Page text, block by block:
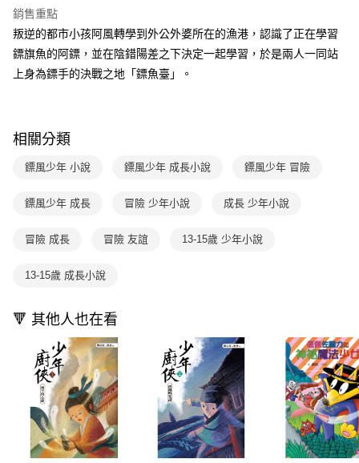
3.實際核准額度、可分期數及費用金額請依後續交易確認頁面所載為準。
4.訂單成立30分鐘內，如未前往確認交易或遇審核未通過，訂單將自動取
消。如遇「轉專審核」未通過狀況，表示未達大哥付你分期系統評分，恕無
法說明評估內容。
1.分期款項不併入電信帳單，「大哥付你分期」於每月結算日後寄送繳費提
1.本服務係由「台灣大哥大股份有限公司」（以下簡稱本公司）所提供，讓
2.基於同意付款使用「大哥付你分期」之契約關係目的，商店將以您的個人
由本公司與您本人進行分期帳單所需資料之確認、核對及更正。
便利好安心！
１．簡單：不需註冊會員、不需綁卡、不需儲值。
２．便利：只要手機號碼，簡訊認證，即可結帳。
３．安心：先確認商品／服務後，再付款。
３．收到繳費通知簡訊後14天內，點擊此簡訊中的連結，可透過四大超商／
※ 請注意：結帳手續完成當下不需立刻繳費，但若您需要取消訂單，請聯絡
後付繳納相關費用。
客戶支援中心」
https://netprotections.freshdesk.com/support/home
【注意事項】
權轉讓予恩沛科技股份有限公司。
https://aftee.tw/terms/#terms3
３．未成年的使用者請事先徵得法定代理人或監護人之同意方可使用
「AFTEE先享後付」，若未經同意申辦者引起之損失，本公司不負相關責
任。
４．使用「AFTEE先享後付」時，將依據個別帳號之用戶狀況，依本公司即
時審查核予不同之上限額度；若仍有額度不足之情形，本公司將視審查結果
請求用戶進行身份認證。
５．嚴禁一人註冊多個帳號或使用他人資訊註冊。若發現惡意使用之情形，
恩沛科技股份有限公司將有權停止該用戶之使用額度並採取法律行動。
運送方式
付款後全家取貨｜8/8-8/14運費優惠，結帳滿499即享免運。
每筆NT$70，滿NT$499(含以上)免運費
每筆NT$70，滿NT$800(含以上)免運費
國內宅配/郵寄 (不適用離島、海外及郵局i郵箱)
每筆NT$200
銷售重點
叛逆的都市小孩阿風轉學到外公外婆所在的漁港，認識了正在學習
鏢旗魚的阿鏢，並在陰錯陽差之下決定一起學習，於是兩人一同站
上身為鏢手的決戰之地「鏢魚臺」。
相關分類
鏢風少年 小說 鏢風少年 成長小說 鏢風少年 冒險
鏢風少年 成長 冒險 少年小說 成長 少年小說
冒險 成長 冒險 友誼 13-15歲 少年小說
13-15歲 成長小說
🔻 其他人也在看